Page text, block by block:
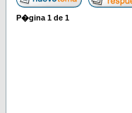
P�gina 1 de 1